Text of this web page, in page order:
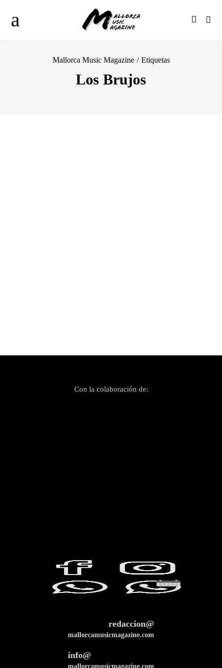
Mallorca Music Magazine / Etiquetas
Los Brujos
Con la colaboración de:
redaccion@
mallorcamusicmagazine.com
info@
mallorcamusicmagazine.com